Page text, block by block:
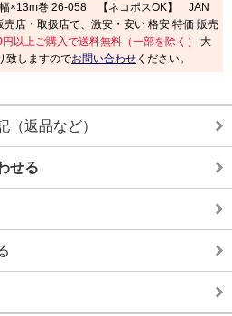
幅×13m巻 26-058 【ネコポスOK】 JAN
売店・取扱店で、激安・安い 格安 特価 販売
以上ご購入で送料無料（一部を除く）
大
致しますのでお問い合わせ ください。
（返品など）
せる